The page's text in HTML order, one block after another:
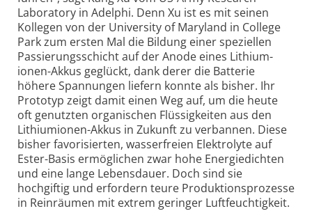
Labora­tory in Adelphi. Denn Xu ist es mit seinen
Kollegen von der University of Maryland in College
Park zum ersten Mal die Bildung einer speziellen
Passierungsschicht auf der Anode eines Lithium­
ionen-Akkus geglückt, dank derer die Batterie
höhere Spannungen liefern konnte als bisher. Ihr
Prototyp zeigt damit einen Weg auf, um die heute
oft genutzten orga­nischen Flüssig­keiten aus den
Lithium­ionen-Akkus in Zukunft zu verbannen. Diese
bisher favorisierten, wasser­freien Elek­trolyte auf
Ester-Basis ermöglichen zwar hohe Energie­dichten
und eine lange Lebensdauer. Doch sind sie
hochgiftig und erfordern teure Produk­tions­prozesse
in Reinräumen mit extrem geringer Luft­feuchtig­keit.